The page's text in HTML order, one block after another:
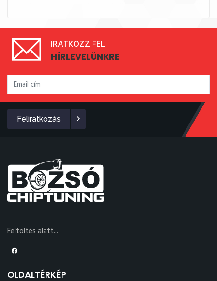
IRATKOZZ FEL
HÍRLEVELÜNKRE
Feliratkozás
Feltöltés alatt...
OLDALTÉRKÉP